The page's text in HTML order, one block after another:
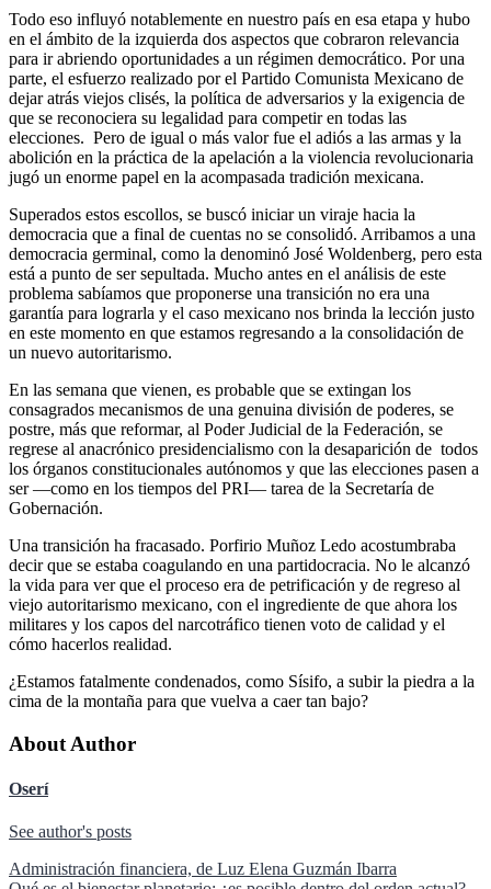
Todo eso influyó notablemente en nuestro país en esa etapa y hubo
en el ámbito de la izquierda dos aspectos que cobraron relevancia
para ir abriendo oportunidades a un régimen democrático. Por una
parte, el esfuerzo realizado por el Partido Comunista Mexicano de
dejar atrás viejos clisés, la política de adversarios y la exigencia de
que se reconociera su legalidad para competir en todas las
elecciones. Pero de igual o más valor fue el adiós a las armas y la
abolición en la práctica de la apelación a la violencia revolucionaria
jugó un enorme papel en la acompasada tradición mexicana.
Superados estos escollos, se buscó iniciar un viraje hacia la
democracia que a final de cuentas no se consolidó. Arribamos a una
democracia germinal, como la denominó José Woldenberg, pero esta
está a punto de ser sepultada. Mucho antes en el análisis de este
problema sabíamos que proponerse una transición no era una
garantía para lograrla y el caso mexicano nos brinda la lección justo
en este momento en que estamos regresando a la consolidación de
un nuevo autoritarismo.
En las semana que vienen, es probable que se extingan los
consagrados mecanismos de una genuina división de poderes, se
postre, más que reformar, al Poder Judicial de la Federación, se
regrese al anacrónico presidencialismo con la desaparición de todos
los órganos constitucionales autónomos y que las elecciones pasen a
ser —como en los tiempos del PRI— tarea de la Secretaría de
Gobernación.
Una transición ha fracasado. Porfirio Muñoz Ledo acostumbraba
decir que se estaba coagulando en una partidocracia. No le alcanzó
la vida para ver que el proceso era de petrificación y de regreso al
viejo autoritarismo mexicano, con el ingrediente de que ahora los
militares y los capos del narcotráfico tienen voto de calidad y el
cómo hacerlos realidad.
¿Estamos fatalmente condenados, como Sísifo, a subir la piedra a la
cima de la montaña para que vuelva a caer tan bajo?
About Author
Oserí
See author's posts
Navegación
Administración financiera, de Luz Elena Guzmán Ibarra